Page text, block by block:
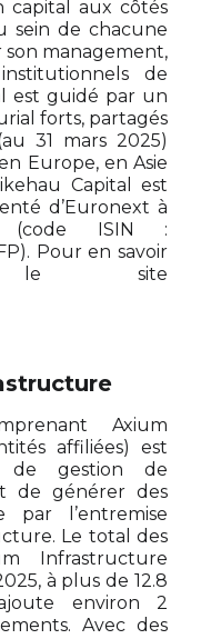
capital aux côtés
sein de chacune
son management,
de
est guidé par un
forts, partagés
31 mars 2025)
Europe, en Asie
Capital est
d’Euronext à
(code ISIN :
Pour en savoir
le site
Axium
affiliées) est
de gestion de
de générer des
l’entremise
Le total des
Infrastructure
à plus de 12.8
environ 2
Avec des